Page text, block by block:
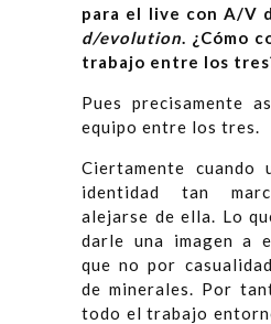
para el live con A/V
d/evolution. ¿Cómo
trabajo entre los
Pues precisamente
equipo entre los tres.
Ciertamente cuando
identidad tan
alejarse de ella. Lo
darle una imagen a
que no por
de minerales. Por
todo el trabajo